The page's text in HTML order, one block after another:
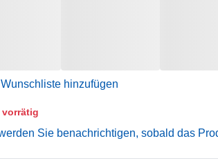
hinzufügen
vorrätig
Sie benachrichtigen, sobald das